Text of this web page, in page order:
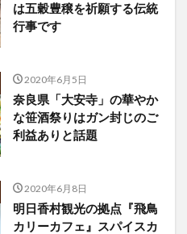
は五穀豊穣を祈願する伝統
行事です
2020年6月5日
奈良県「大安寺」の華やか
な笹酒祭りはガン封じのご
利益ありと話題
2020年6月8日
明日香村観光の拠点『飛鳥
カリーカフェ』スパイスカ